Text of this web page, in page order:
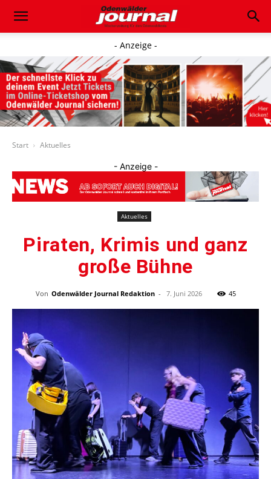
- Anzeige -
Start Aktuelles
- Anzeige -
Aktuelles
Piraten, Krimis und ganz
große Bühne
Von Odenwälder Journal Redaktion - 7. Juni 2026 45